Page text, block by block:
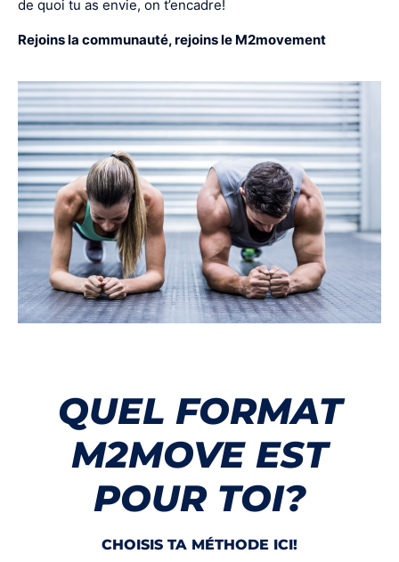
de quoi tu as envie, on t’encadre!
Rejoins la communauté, rejoins le M2movement
QUEL FORMAT
M2MOVE EST
POUR TOI?
CHOISIS TA MÉTHODE ICI!